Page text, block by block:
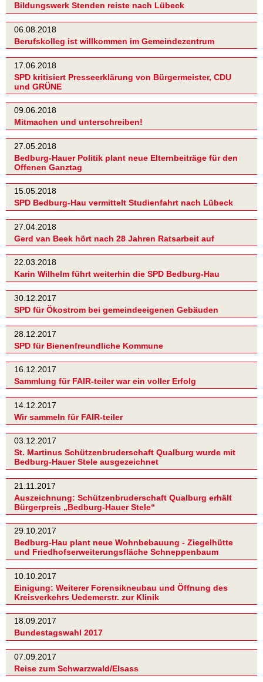
Bildungswerk Stenden reiste nach Lübeck
06.08.2018
Berufskolleg ist willkommen im Gemeindezentrum
17.06.2018
SPD kritisiert Presseerklärung von Bürgermeister, CDU
und GRÜNE
09.06.2018
Mitmachen und unterschreiben!
27.05.2018
Bedburg-Hauer Politik plant neue Elternbeiträge für den
Offenen Ganztag
15.05.2018
SPD Bedburg-Hau vermittelt Studienfahrt nach Lübeck
27.04.2018
Gerd van Beek hört nach 28 Jahren Ratsarbeit auf
22.03.2018
Karin Wilhelm führt weiterhin die SPD Bedburg-Hau
30.12.2017
SPD für Ökostrom bei gemeindeeigenen Gebäuden
28.12.2017
SPD für Bienenfreundliche Kommune
16.12.2017
Sammlung für FAIR-teiler war ein voller Erfolg
14.12.2017
Wir sammeln für FAIR-teiler
03.12.2017
St. Martinus Schützenbruderschaft Qualburg wurde mit
Bedburg-Hauer Stele ausgezeichnet
21.11.2017
Auszeichnung: Schützenbruderschaft Qualburg erhält
Bürgerpreis „Bedburg-Hauer Stele“
29.10.2017
Bedburg-Hau plant neue Wohnbebauung - Ziegelhütte
und Friedhofserweiterungsfläche Schneppenbaum
10.10.2017
Einigung: Weiterer Forensikneubau und Öffnung des
Kreisverkehrs Uedemerstr. zur Klinik
18.09.2017
Bundestagswahl 2017
07.09.2017
Reise zum Schwarzwald/Elsass